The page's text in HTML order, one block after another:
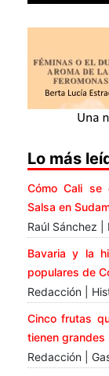
Lo más
Cómo Cali
Salsa en
Raúl Sánchez
Bavaria y la
populares de
Redacción |
Cinco frutas
tienen grandes
Redacción |